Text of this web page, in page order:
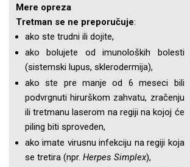
Mere opreza
Tretman se ne preporučuje:
ako ste trudni ili dojite,
ako bolujete od imunoloških bolesti
(sistemski lupus, sklerodermija),
ako ste pre manje od 6 meseci bili
podvrgnuti hirurškom zahvatu, zračenju
ili tretmanu laserom na regiji na kojoj će
piling biti sproveden,
ako imate virusnu infekciju na regiji koja
se tretira (npr. Herpes Simplex),